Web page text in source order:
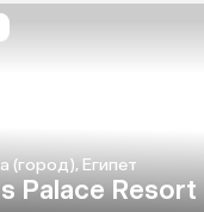
(город), Египет
Palace Resort